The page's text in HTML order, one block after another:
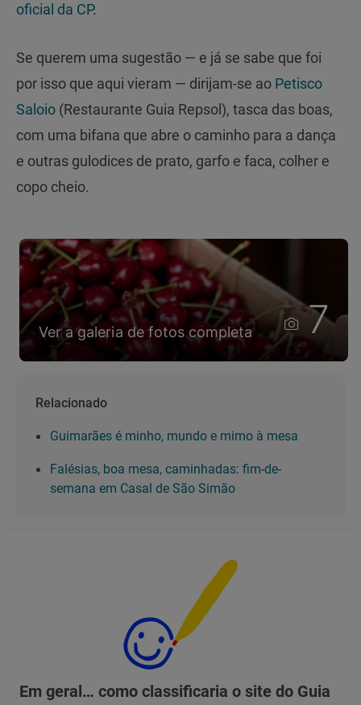
oficial da CP.
Se querem uma sugestão — e já se sabe que foi
por isso que aqui vieram — dirijam-se ao Petisco
Saloio (Restaurante Guia Repsol), tasca das boas,
com uma bifana que abre o caminho para a dança
e outras gulodices de prato, garfo e faca, colher e
copo cheio.
Ver a galeria de fotos completa 7
Relacionado
Guimarães é minho, mundo e mimo à mesa
Falésias, boa mesa, caminhadas: fim-de-
semana em Casal de São Simão
Em geral… como classificaria o site do Guia